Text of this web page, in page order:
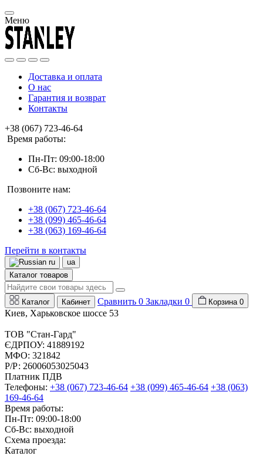
Меню
Доставка и оплата
О нас
Гарантия и возврат
Контакты
+38 (067) 723-46-64
Время работы:
Пн-Пт: 09:00-18:00
Сб-Вс: выходной
Позвоните нам:
+38 (067) 723-46-64
+38 (099) 465-46-64
+38 (063) 169-46-64
Перейти в контакты
ru
ua
Каталог товаров
Каталог Кабинет Сравнить 0 Закладки 0 Корзина 0
Киев, Харьковское шоссе 53
ТОВ "Стан-Гард"
ЄДРПОУ: 41889192
МФО: 321842
Р/Р: 26006053025043
Платник ПДВ
Телефоны: +38 (067) 723-46-64 +38 (099) 465-46-64 +38 (063)
169-46-64
Время работы:
Пн-Пт: 09:00-18:00
Сб-Вс: выходной
Схема проезда:
Каталог